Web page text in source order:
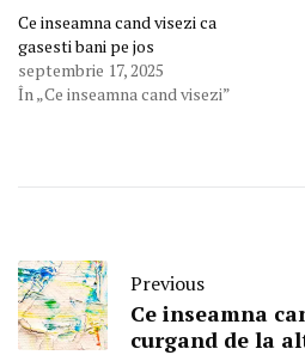
Ce inseamna cand visezi ca
gasesti bani pe jos
septembrie 17, 2025
În „Ce inseamna cand visezi”
Previous
Ce inseamna
curgand de la